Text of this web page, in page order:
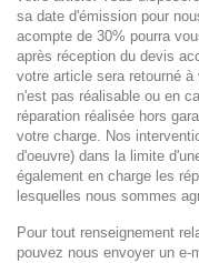
sa date d'émission pour
acompte de 30% pourra
après réception du devis
votre article sera retourné
n'est pas réalisable ou en
réparation réalisée hors
votre charge. Nos
d'oeuvre) dans la limite
également en charge les
lesquelles nous sommes
Pour tout renseignement
pouvez nous envoyer un e-